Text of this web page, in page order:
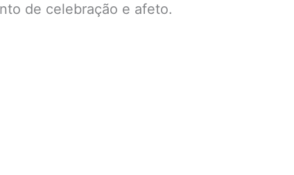
de celebração e afeto.